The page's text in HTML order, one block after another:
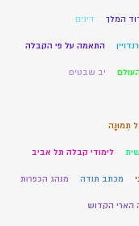
המלך דינים
התאמה על פי הקבלה
יב שבטים
תְּמוּנָה
לימודי קבלה תל אביב
מכתב תודה מנהג הכפרות
הארי הקדוש